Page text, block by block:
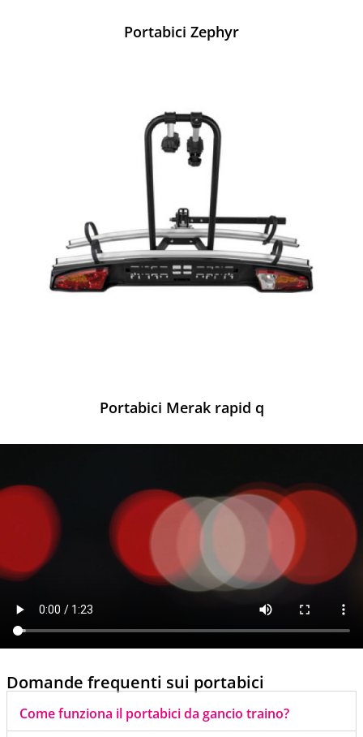
Portabici Zephyr
Portabici Merak rapid q
Domande frequenti sui portabici
Come funziona il portabici da gancio traino?